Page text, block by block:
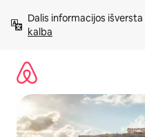
prie
turinio
Dalis informacijos
kalba